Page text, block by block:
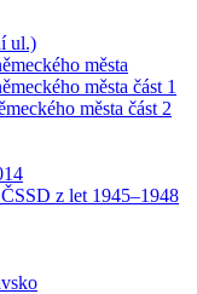
ul.)
města
města část 1
města část 2
z let 1945–1948